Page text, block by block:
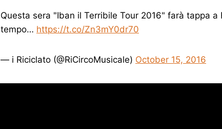
Questa sera "Iban il Terribile Tour 2016" farà tappa
tempo… https://t.co/Zn3mY0dr70
— i Riciclato (@RiCircoMusicale) October 15, 2016